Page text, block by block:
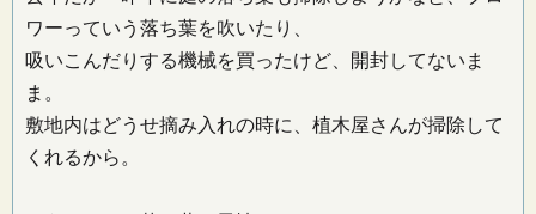
ワーっていう落ち葉を吹いたり、
吸いこんだりする機械を買ったけど、開封してないま
ま。
敷地内はどうせ摘み入れの時に、植木屋さんが掃除して
くれるから。